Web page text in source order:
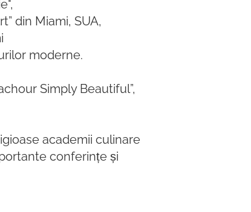
din Miami, SUA,
moderne.
Simply Beautiful”,
academii culinare
conferințe și